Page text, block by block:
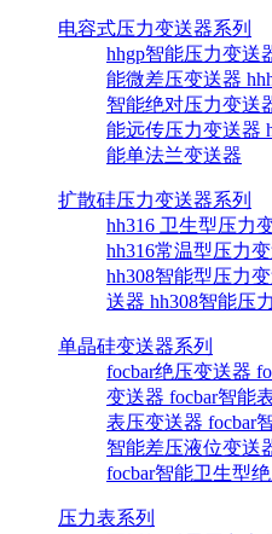
电容式压力变送器系列
hhgp智能压力变送
能微差压变送器
智能绝对压力变送
能远传压力变送器
能单法兰变送器
扩散硅压力变送器系列
hh316 卫生型压力
hh316常温型压力
hh308智能型压力
送器 hh308智能压
单晶硅变送器系列
focbar绝压变送器
变送器 focbar智能
表压变送器 focbar
智能差压液位变送
focbar智能卫生型
压力表系列